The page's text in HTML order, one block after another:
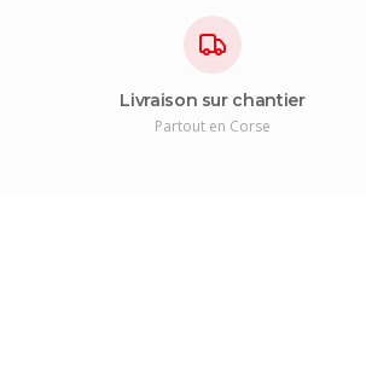
Livraison sur chantier
Partout en Corse